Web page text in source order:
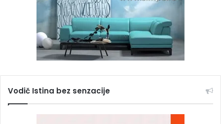
Vodič Istina bez senzacije